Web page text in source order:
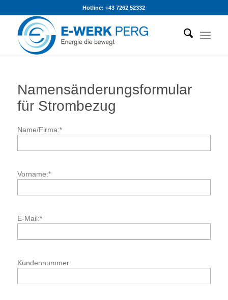
Hotline: +43 7262 52332
Filter
Namensänderungsformular
für Strombezug
Name/Firma:*
Vorname:*
E-Mail:*
Kundennummer: